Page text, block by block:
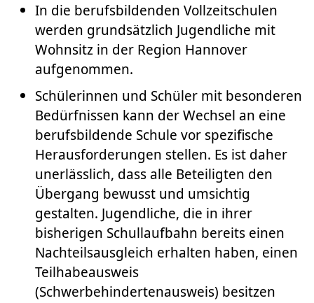
In die berufsbildenden Vollzeitschulen
werden grundsätzlich Jugendliche mit
Wohnsitz in der Region Hannover
aufgenommen.
Schülerinnen und Schüler mit besonderen
Bedürfnissen kann der Wechsel an eine
berufsbildende Schule vor spezifische
Herausforderungen stellen. Es ist daher
unerlässlich, dass alle Beteiligten den
Übergang bewusst und umsichtig
gestalten. Jugendliche, die in ihrer
bisherigen Schullaufbahn bereits einen
Nachteilsausgleich erhalten haben, einen
Teilhabeausweis
(Schwerbehindertenausweis) besitzen